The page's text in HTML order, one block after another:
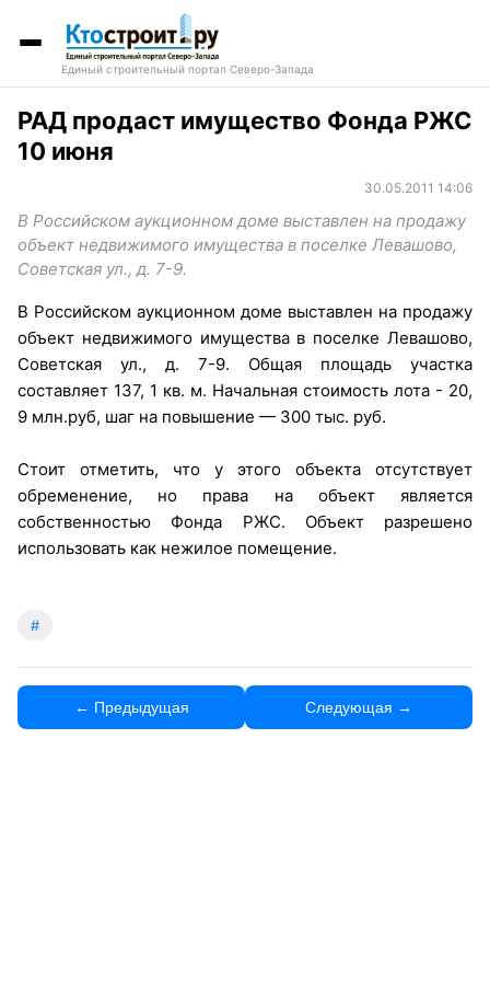
Единый строительный портал Северо-Запада
РАД продаст имущество Фонда РЖС
10 июня
30.05.2011 14:06
В Российском аукционном доме выставлен на продажу
объект недвижимого имущества в поселке Левашово,
Советская ул., д. 7-9.
В Российском аукционном доме выставлен на продажу
объект недвижимого имущества в поселке Левашово,
Советская ул., д. 7-9. Общая площадь участка
составляет 137, 1 кв. м. Начальная стоимость лота - 20,
9 млн.руб, шаг на повышение — 300 тыс. руб.
Стоит отметить, что у этого объекта отсутствует
обременение, но права на объект является
собственностью Фонда РЖС. Объект разрешено
использовать как нежилое помещение.
#
← Предыдущая Следующая →